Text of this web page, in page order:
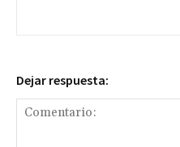
Dejar respuesta: